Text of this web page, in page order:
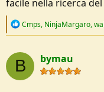
facile nella ricerca
R
c
t
i
o
Cmps, NinjaMargaro,
B bymau